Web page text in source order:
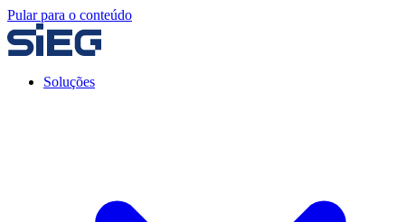
Pular para o conteúdo
Soluções